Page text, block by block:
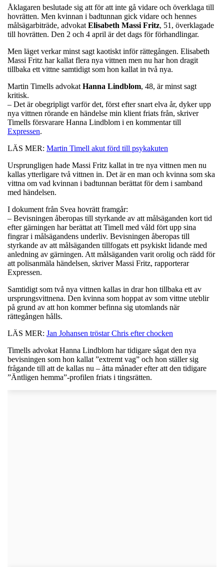
Åklagaren beslutade sig att för att inte gå vidare och överklaga till
hovrätten. Men kvinnan i badtunnan gick vidare och hennes
målsägarbiträde, advokat Elisabeth Massi Fritz, 51, överklagade
till hovrätten. Den 2 och 4 april är det dags för förhandlingar.
Men läget verkar minst sagt kaotiskt inför rättegången. Elisabeth
Massi Fritz har kallat flera nya vittnen men nu har hon dragit
tillbaka ett vittne samtidigt som hon kallat in två nya.
Martin Timells advokat Hanna Lindblom, 48, är minst sagt
kritisk.
– Det är obegripligt varför det, först efter snart elva år, dyker upp
nya vittnen rörande en händelse min klient friats från, skriver
Timells försvarare Hanna Lindblom i en kommentar till
Expressen.
LÄS MER: Martin Timell akut förd till psykakuten
Ursprungligen hade Massi Fritz kallat in tre nya vittnen men nu
kallas ytterligare två vittnen in. Det är en man och kvinna som ska
vittna om vad kvinnan i badtunnan berättat för dem i samband
med händelsen.
I dokument från Svea hovrätt framgår:
– Bevisningen åberopas till styrkande av att målsäganden kort tid
efter gärningen har berättat att Timell med våld fört upp sina
fingrar i målsägandens underliv. Bevisningen åberopas till
styrkande av att målsäganden tillfogats ett psykiskt lidande med
anledning av gärningen. Att målsäganden varit orolig och rädd för
att polisanmäla händelsen, skriver Massi Fritz, rapporterar
Expressen.
Samtidigt som två nya vittnen kallas in drar hon tillbaka ett av
ursprungsvittnena. Den kvinna som hoppat av som vittne uteblir
på grund av att hon kommer befinna sig utomlands när
rättegången hålls.
LÄS MER: Jan Johansen tröstar Chris efter chocken
Timells advokat Hanna Lindblom har tidigare sågat den nya
bevisningen som hon kallat ”extremt vag” och hon ställer sig
frågande till att de kallas nu – åtta månader efter att den tidigare
”Äntligen hemma”-profilen friats i tingsrätten.